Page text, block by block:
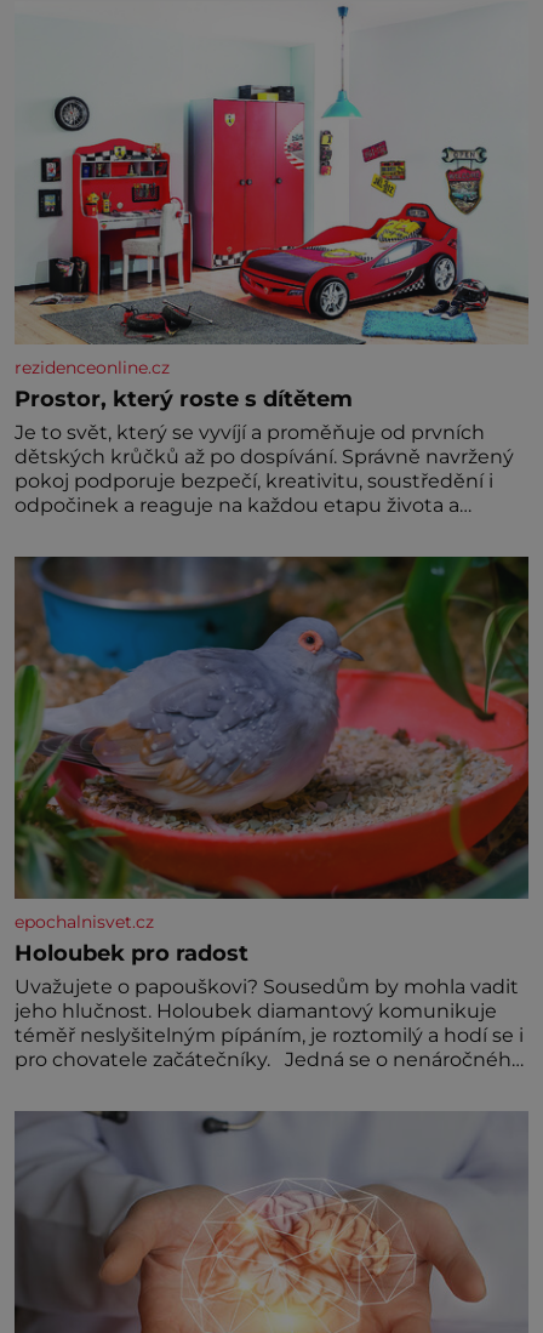
nedokážeme představit. Její příběh je
rezidenceonline.cz
Prostor, který roste s dítětem
Je to svět, který se vyvíjí a proměňuje od prvních
dětských krůčků až po dospívání. Správně navržený
pokoj podporuje bezpečí, kreativitu, soustředění i
odpočinek a reaguje na každou etapu života a
jednoduchost, měkkost a bezpečí, proto by pokoj
miminka měl působit především klidně a útulně.
Předškolní věk je
epochalnisvet.cz
Holoubek pro radost
Uvažujete o papouškovi? Sousedům by mohla vadit
jeho hlučnost. Holoubek diamantový komunikuje
téměř neslyšitelným pípáním, je roztomilý a hodí se i
pro chovatele začátečníky. Jedná se o nenáročného
Hodně času tráví na zemi, kde sbírá zbytky semínek
Jeho domovinou je prakticky celá Austrálie s
výjimkou pobřežní oblasti.